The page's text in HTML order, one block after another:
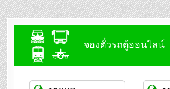
จองตั๋วรถตู้ออนไลน์